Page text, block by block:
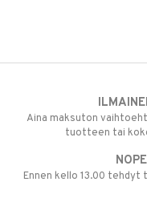
Aina maksuton
tuotteen tai
Ennen kello 13.00